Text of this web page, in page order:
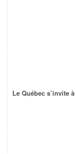
Le Québec s’invite